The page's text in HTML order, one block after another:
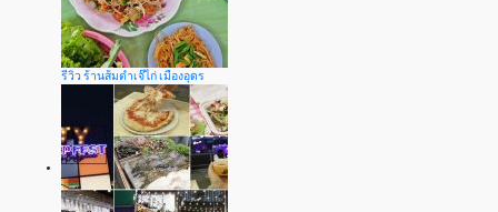
รีวิว ร้านส้มตำเจ๊ไก่ เมืองอุดร